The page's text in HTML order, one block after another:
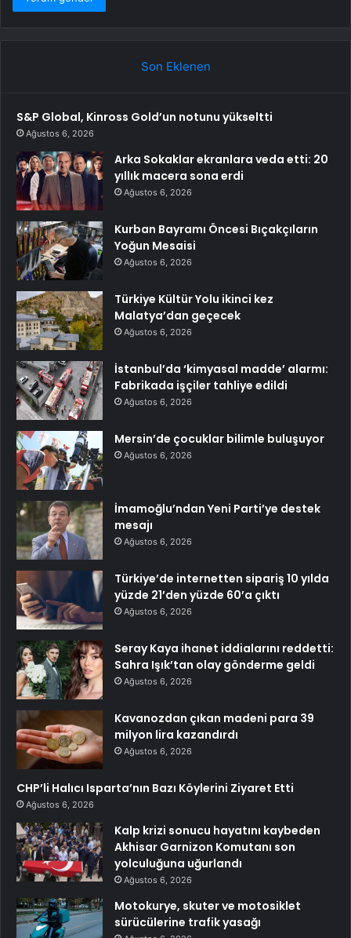
Son Eklenen
S&P Global, Kinross Gold’un notunu yükseltti
Ağustos 6, 2026
Arka Sokaklar ekranlara veda etti: 20
yıllık macera sona erdi
Ağustos 6, 2026
Kurban Bayramı Öncesi Bıçakçıların
Yoğun Mesaisi
Ağustos 6, 2026
Türkiye Kültür Yolu ikinci kez
Malatya’dan geçecek
Ağustos 6, 2026
İstanbul’da ‘kimyasal madde’ alarmı:
Fabrikada işçiler tahliye edildi
Ağustos 6, 2026
Mersin’de çocuklar bilimle buluşuyor
Ağustos 6, 2026
İmamoğlu’ndan Yeni Parti’ye destek
mesajı
Ağustos 6, 2026
Türkiye’de internetten sipariş 10 yılda
yüzde 21’den yüzde 60’a çıktı
Ağustos 6, 2026
Seray Kaya ihanet iddialarını reddetti:
Sahra Işık’tan olay gönderme geldi
Ağustos 6, 2026
Kavanozdan çıkan madeni para 39
milyon lira kazandırdı
Ağustos 6, 2026
CHP’li Halıcı Isparta’nın Bazı Köylerini Ziyaret Etti
Ağustos 6, 2026
Kalp krizi sonucu hayatını kaybeden
Akhisar Garnizon Komutanı son
yolculuğuna uğurlandı
Ağustos 6, 2026
Motokurye, skuter ve motosiklet
sürücülerine trafik yasağı